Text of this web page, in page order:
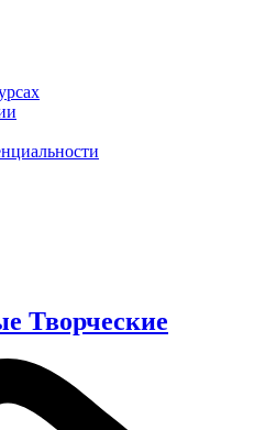
Творческие